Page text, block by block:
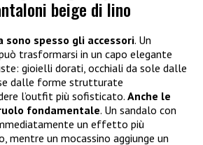
beige di lino
spesso gli accessori. Un
trasformarsi in un capo elegante
gioielli dorati, occhiali da sole dalle
dalle forme strutturate
l’outfit più sofisticato. Anche le
fondamentale. Un sandalo con
un effetto più
mentre un mocassino aggiunge un